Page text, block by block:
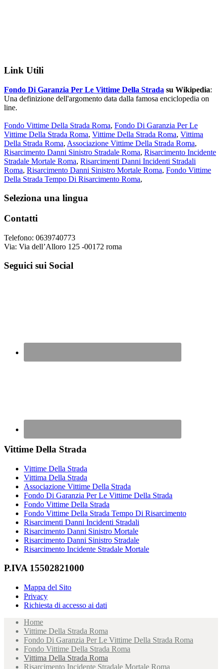
Link Utili
Fondo Di Garanzia Per Le Vittime Della Strada su Wikipedia:
Una definizione dell'argomento data dalla famosa enciclopedia on
line.
Fondo Vittime Della Strada Roma, Fondo Di Garanzia Per Le
Vittime Della Strada Roma, Vittime Della Strada Roma, Vittima
Della Strada Roma, Associazione Vittime Della Strada Roma,
Risarcimento Danni Sinistro Stradale Roma, Risarcimento Incidente
Stradale Mortale Roma, Risarcimenti Danni Incidenti Stradali
Roma, Risarcimento Danni Sinistro Mortale Roma, Fondo Vittime
Della Strada Tempo Di Risarcimento Roma,
Footer
Seleziona una lingua
Contatti
Telefono: 0639740773
Via: Via dell’Alloro 125 -00172 roma
Seguici sui Social
Vittime Della Strada
Vittime Della Strada
Vittima Della Strada
Associazione Vittime Della Strada
Fondo Di Garanzia Per Le Vittime Della Strada
Fondo Vittime Della Strada
Fondo Vittime Della Strada Tempo Di Risarcimento
Risarcimenti Danni Incidenti Stradali
Risarcimento Danni Sinistro Mortale
Risarcimento Danni Sinistro Stradale
Risarcimento Incidente Stradale Mortale
P.IVA 15502821000
Mappa del Sito
Privacy
Richiesta di accesso ai dati
Home
Vittime Della Strada Roma
Fondo Di Garanzia Per Le Vittime Della Strada Roma
Fondo Vittime Della Strada Roma
Vittima Della Strada Roma
Risarcimento Incidente Stradale Mortale Roma